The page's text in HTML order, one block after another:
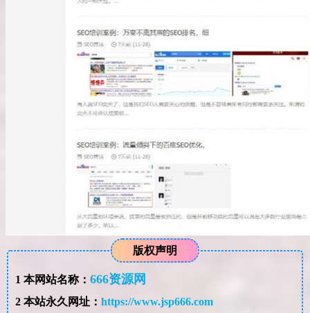
版权声明
1 本网站名称： 666资源网
2本站永久网址： https://www.jsp666.com